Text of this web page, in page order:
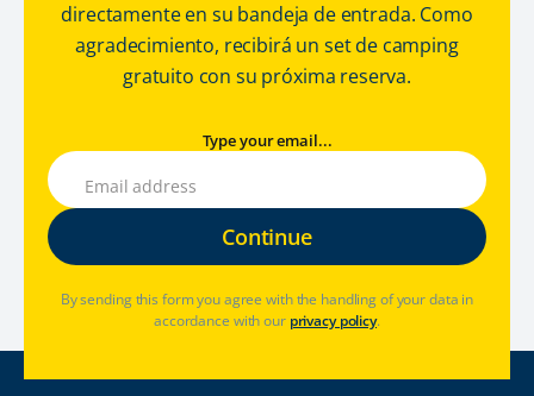
directamente en su bandeja de entrada. Como
agradecimiento, recibirá un set de camping
gratuito con su próxima reserva.
Type your email...
By sending this form you agree with the handling of your data in
accordance with our privacy policy.